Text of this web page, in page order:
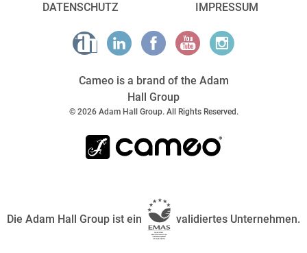
DATENSCHUTZ IMPRESSUM
Cameo is a brand of the Adam
Hall Group
© 2026 Adam Hall Group. All Rights Reserved.
Die Adam Hall Group ist ein validiertes Unternehmen.